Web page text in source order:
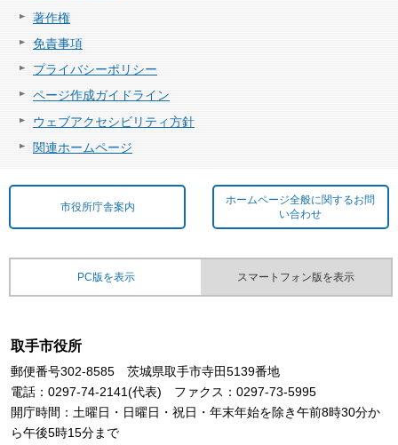
著作権
免責事項
プライバシーポリシー
ページ作成ガイドライン
ウェブアクセシビリティ方針
関連ホームページ
市役所庁舎案内
ホームページ全般に関するお問
い合わせ
PC版を表示 スマートフォン版を表示
取手市役所
郵便番号302-8585 茨城県取手市寺田5139番地
電話：0297-74-2141(代表) ファクス：0297-73-5995
開庁時間：土曜日・日曜日・祝日・年末年始を除き午前8時30分か
ら午後5時15分まで